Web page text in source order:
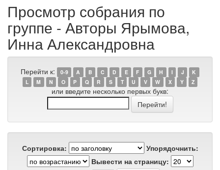
Просмотр собрания по
группе - Авторы Ярымова,
Инна Александровна
Перейти к: 0-9 A B C D E F G H I J
K
L
M N O P Q R S T U V W X Y Z
или введите несколько первых букв:
Сортировка:
Упорядочнить:
Вывести на страницу: